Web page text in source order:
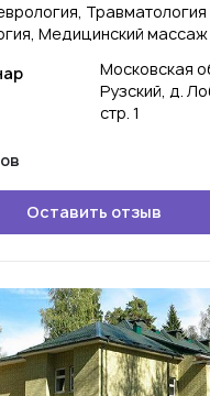
Травматология
Медицинский массаж
Московская
Рузский, д.
стр. 1
Оставить отзыв